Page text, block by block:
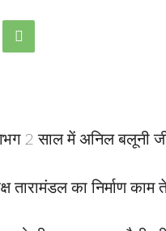
2 साल में अनिल बलूनी
तारामंडल का निर्माण